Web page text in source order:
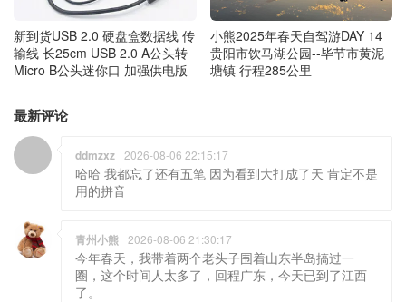
新到货USB 2.0 硬盘盒数据线 传
输线 长25cm USB 2.0 A公头转
Micro B公头迷你口 加强供电版
小熊2025年春天自驾游DAY 14
贵阳市饮马湖公园--毕节市黄泥
塘镇 行程285公里
最新评论
ddmzxz 2026-08-06 22:15:17
哈哈 我都忘了还有五笔 因为看到大打成了天 肯定不是
用的拼音
青州小熊 2026-08-06 21:30:17
今年春天，我带着两个老头子围着山东半岛搞过一
圈，这个时间人太多了，回程广东，今天已到了江西
了。